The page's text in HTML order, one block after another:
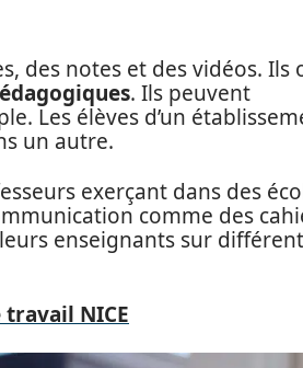
des notes et des vidéos. Ils
. Ils peuvent
Les élèves d’un
un autre.
exerçant dans des
comme des
enseignants sur
travail NICE